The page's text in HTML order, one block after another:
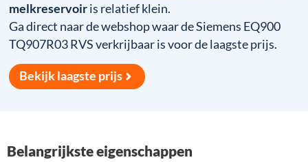
melkreservoiris relatief klein.
Ga direct naar de webshop waar de Siemens EQ900
TQ907R03 RVS verkrijbaar is voor de laagste prijs.
Bekijk laagste prijs
Belangrijkste eigenschappen